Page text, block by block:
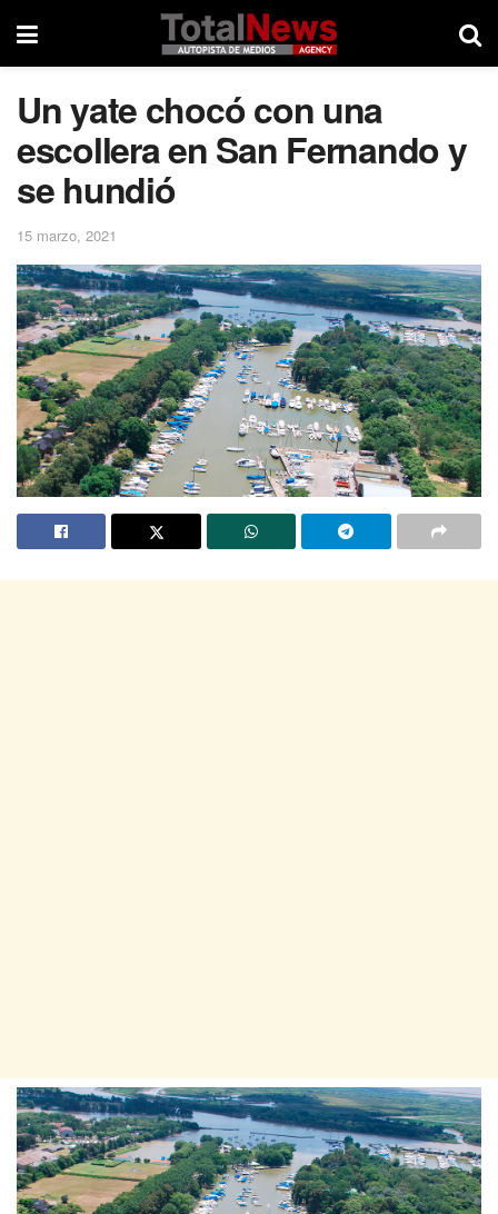
Un yate chocó con una
escollera en San Fernando y
se hundió
15 marzo, 2021